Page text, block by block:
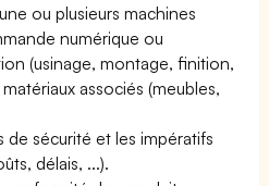
ou plusieurs machines
numérique ou
(usinage, montage, finition,
associés (meubles,
sécurité et les impératifs
délais, ...).